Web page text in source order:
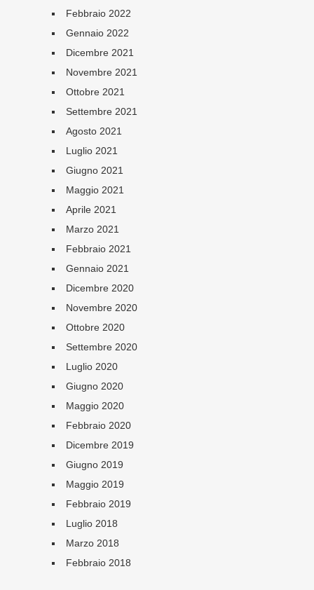
Febbraio 2022
Gennaio 2022
Dicembre 2021
Novembre 2021
Ottobre 2021
Settembre 2021
Agosto 2021
Luglio 2021
Giugno 2021
Maggio 2021
Aprile 2021
Marzo 2021
Febbraio 2021
Gennaio 2021
Dicembre 2020
Novembre 2020
Ottobre 2020
Settembre 2020
Luglio 2020
Giugno 2020
Maggio 2020
Febbraio 2020
Dicembre 2019
Giugno 2019
Maggio 2019
Febbraio 2019
Luglio 2018
Marzo 2018
Febbraio 2018